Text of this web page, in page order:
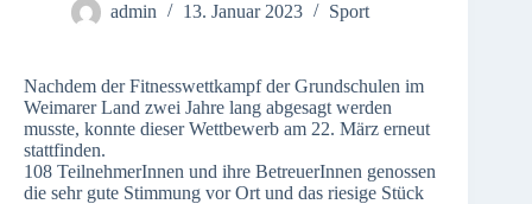
admin 13. Januar 2023 Sport
Nachdem der Fitnesswettkampf der Grundschulen im
Weimarer Land zwei Jahre lang abgesagt werden
musste, konnte dieser Wettbewerb am 22. März erneut
stattfinden.
108 TeilnehmerInnen und ihre BetreuerInnen genossen
die sehr gute Stimmung vor Ort und das riesige Stück